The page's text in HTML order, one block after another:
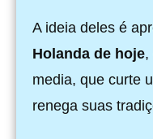
A ideia deles é
Holanda de hoje,
media, que curte
renega suas